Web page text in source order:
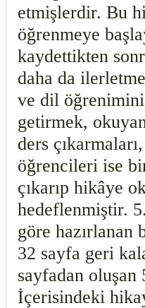
etmişlerdir. Bu
öğrenmeye
kaydettikten
daha da
ve dil
getirmek,
ders
öğrencileri ise
çıkarıp hikâye
hedeflenmiştir.
göre hazırlanan
32 sayfa geri
sayfadan
İçerisindeki